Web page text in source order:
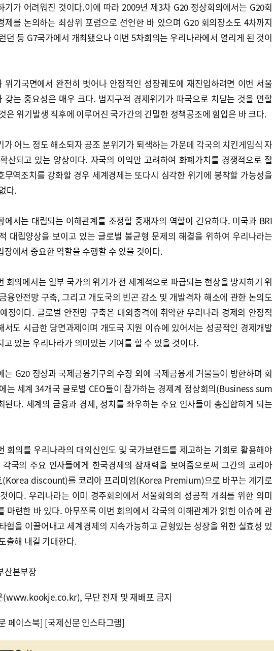
기가 어려워진 것이다.이에 따라 2009년 제3차 G20 정상회의에서는 G20회
제를 논의하는 최상위 포럼으로 선언한 바 있으며 G20 회의장소도 4차까지
던 등 G7국가에서 개최됐으나 이번 5차회의는 우리나라에서 열리게 된 것이
위기국면에서 완전히 벗어나 안정적인 성장궤도에 재진입하려면 이번 서울
갖는 중요성은 매우 크다. 범지구적 경제위기가 파국으로 치닫는 것을 면할
은 위기발생 직후에 이루어진 국가간의 긴밀한 정책공조에 힘입은 바 크다.
가 어느 정도 해소되자 공조 분위기가 퇴색하는 가운데 각국의 치킨게임식 자
산되고 있는 양상이다. 자국의 이익만 고려하여 화폐가치를 경쟁적으로 절
무역조치를 강화할 경우 세계경제는 또다시 심각한 위기에 봉착할 가능성을
다.
에서는 대립되는 이해관계를 조정할 중재자의 역할이 긴요하다. 미국과 BRI
대립양상을 보이고 있는 글로벌 불균형 문제의 해결을 위하여 우리나라는
장에서 중요한 역할을 수행할 수 있을 것이다.
회의에서는 일부 국가의 위기가 전 세계적으로 파급되는 현상을 방지하기 위
융안전망 구축, 그리고 개도국의 빈곤 감소 및 개발격차 해소에 관한 논의도
정이다. 글로벌 안전망 구축은 대외충격에 취약한 우리나라 경제의 안정적
서도 시급한 당면과제이며 개도국 지원 이슈에 있어서는 성공적인 경제개발
고 있는 우리나라가 의미있는 기여를 할 수 있을 것이다.
는 G20 정상과 국제금융기구의 수장 외에 국제금융계 거물들이 방한하며 회
는 세계 34개국 글로벌 CEO들이 참가하는 경제계 정상회의(Business sum
된다. 세계의 금융과 경제, 정치를 좌우하는 주요 인사들이 총집합하게 되는
회의를 우리나라의 대외신인도 및 국가브랜드를 제고하는 기회로 활용해야
국의 주요 인사들에게 한국경제의 잠재력을 보여줌으로써 그간의 코리아
(Korea discount)를 코리아 프리미엄(Korea Premium)으로 바꾸는 계기로
이다. 우리나라는 이미 경주회의에서 서울회의의 성공적 개최를 위한 의미
마련한 바 있다. 아무쪼록 이번 회의에서 각국의 이해관계가 얽힌 이슈에 관
협을 이끌어내고 세계경제의 지속가능하고 균형있는 성장을 위한 실효성 있
출해 내길 기대한다.
산본부장
무단 전재 및 재배포 금지
페이스북] [국제신문 인스타그램]